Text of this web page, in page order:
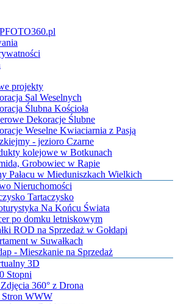
projekty
Sal Weselnych
Ślubna Kościoła
Dekoracje Ślubne
Weselne Kwiaciarnia z Pasją
- jezioro Czarne
kolejowe w Botkunach
Grobowiec w Rapie
Pałacu w Mieduniszkach Wielkich
Nieruchomości
Tartaczysko
Na Końcu Świata
po domku letniskowym
ROD na Sprzedaż w Gołdapi
w Suwałkach
- Mieszkanie na Sprzedaż
3D
Stopni
360° z Drona
Stron WWW